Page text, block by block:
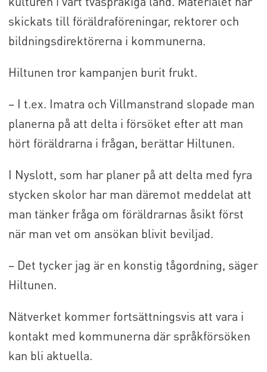
skickats till föräldraföreningar, rektorer och
bildningsdirektörerna i kommunerna.
Hiltunen tror kampanjen burit frukt.
– I t.ex. Imatra och Villmanstrand slopade man
planerna på att delta i försöket efter att man
hört föräldrarna i frågan, berättar Hiltunen.
I Nyslott, som har planer på att delta med fyra
stycken skolor har man däremot meddelat att
man tänker fråga om föräldrarnas åsikt först
när man vet om ansökan blivit beviljad.
– Det tycker jag är en konstig tågordning, säger
Hiltunen.
Nätverket kommer fortsättningsvis att vara i
kontakt med kommunerna där språkförsöken
kan bli aktuella.